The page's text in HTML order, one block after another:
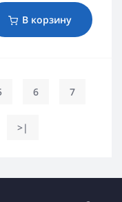
В корзину
6 7
>|